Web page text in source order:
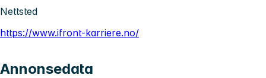
Nettsted
https://www.ifront-karriere.no/
Annonsedata